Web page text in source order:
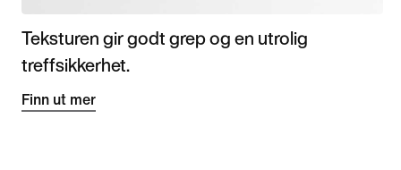
Teksturen gir godt grep og en utrolig
treffsikkerhet.
Finn ut mer